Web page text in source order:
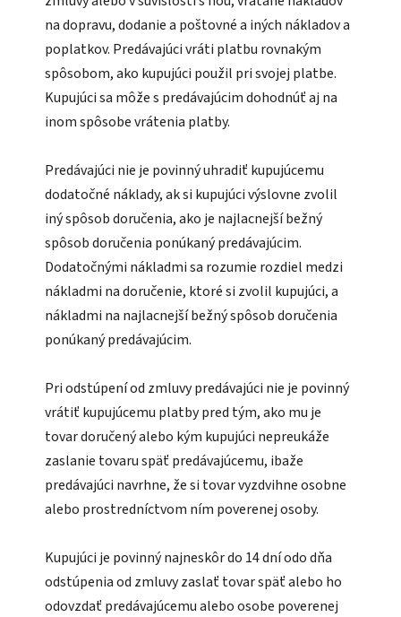
na dopravu, dodanie a poštovné a iných nákladov a
poplatkov. Predávajúci vráti platbu rovnakým
spôsobom, ako kupujúci použil pri svojej platbe.
Kupujúci sa môže s predávajúcim dohodnúť aj na
inom spôsobe vrátenia platby.
Predávajúci nie je povinný uhradiť kupujúcemu
dodatočné náklady, ak si kupujúci výslovne zvolil
iný spôsob doručenia, ako je najlacnejší bežný
spôsob doručenia ponúkaný predávajúcim.
Dodatočnými nákladmi sa rozumie rozdiel medzi
nákladmi na doručenie, ktoré si zvolil kupujúci, a
nákladmi na najlacnejší bežný spôsob doručenia
ponúkaný predávajúcim.
Pri odstúpení od zmluvy predávajúci nie je povinný
vrátiť kupujúcemu platby pred tým, ako mu je
tovar doručený alebo kým kupujúci nepreukáže
zaslanie tovaru späť predávajúcemu, ibaže
predávajúci navrhne, že si tovar vyzdvihne osobne
alebo prostredníctvom ním poverenej osoby.
Kupujúci je povinný najneskôr do 14 dní odo dňa
odstúpenia od zmluvy zaslať tovar späť alebo ho
odovzdať predávajúcemu alebo osobe poverenej